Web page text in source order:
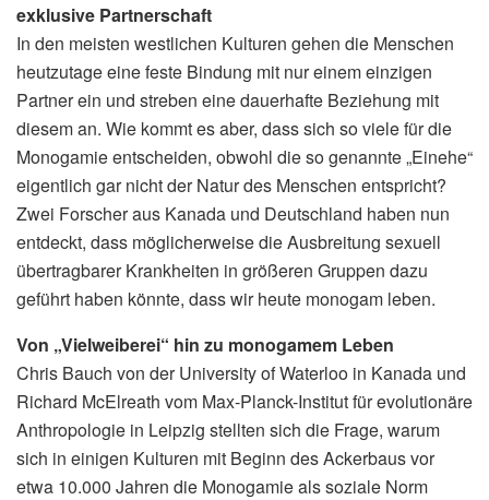
exklusive Partnerschaft
In den meisten westlichen Kulturen gehen die Menschen
heutzutage eine feste Bindung mit nur einem einzigen
Partner ein und streben eine dauerhafte Beziehung mit
diesem an. Wie kommt es aber, dass sich so viele für die
Monogamie entscheiden, obwohl die so genannte „Einehe“
eigentlich gar nicht der Natur des Menschen entspricht?
Zwei Forscher aus Kanada und Deutschland haben nun
entdeckt, dass möglicherweise die Ausbreitung sexuell
übertragbarer Krankheiten in größeren Gruppen dazu
geführt haben könnte, dass wir heute monogam leben.
Von „Vielweiberei“ hin zu monogamem Leben
Chris Bauch von der University of Waterloo in Kanada und
Richard McElreath vom Max-Planck-Institut für evolutionäre
Anthropologie in Leipzig stellten sich die Frage, warum
sich in einigen Kulturen mit Beginn des Ackerbaus vor
etwa 10.000 Jahren die Monogamie als soziale Norm